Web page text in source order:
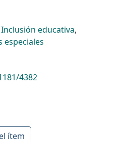
Inclusión educativa,
especiales
4382
ítem